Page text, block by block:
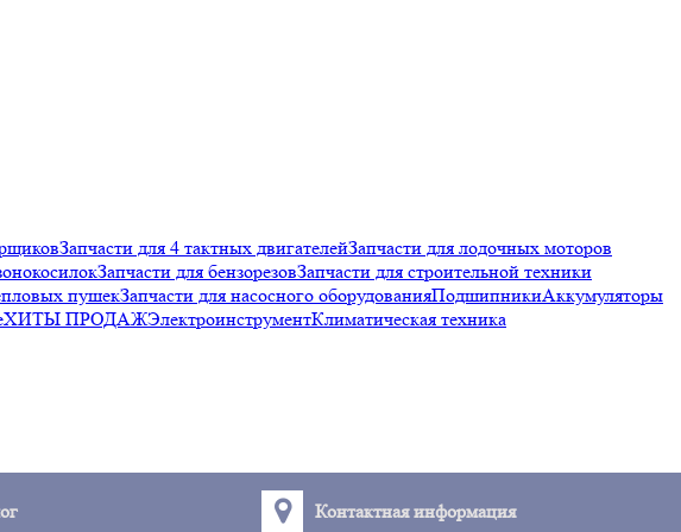
Запчасти для 4 тактных двигателейЗапчасти для лодочных моторов
Запчасти для бензорезовЗапчасти для строительной техники
пушекЗапчасти для насосного оборудованияПодшипникиАккумуляторы
ХИТЫ ПРОДАЖЭлектроинструментКлиматическая техника
Контактная информация